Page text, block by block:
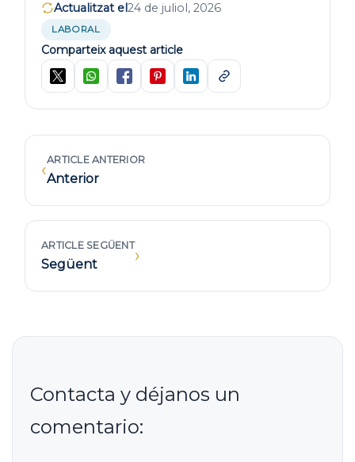
Actualitzat el24 de juliol, 2026
LABORAL
Comparteix aquest article
‹ARTICLE ANTERIOR
Anterior
ARTICLE SEGÜENT
Següent ›